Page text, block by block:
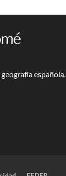
española.